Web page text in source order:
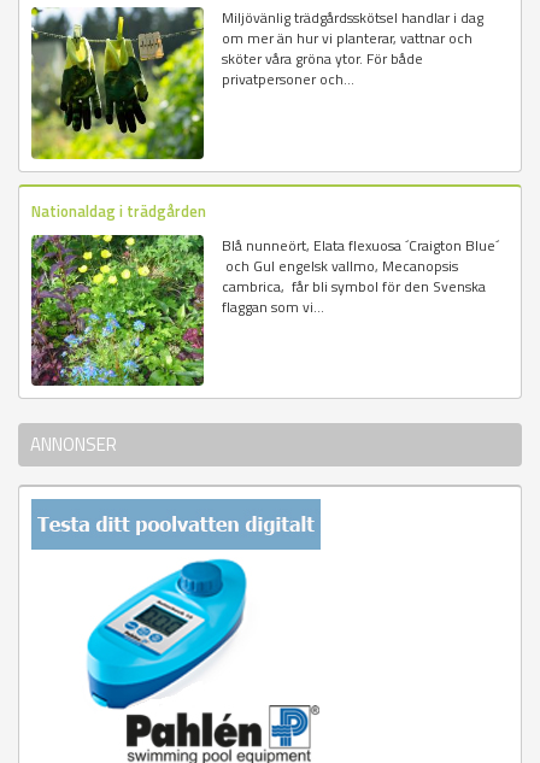
Miljövänlig trädgårdsskötsel handlar i dag
om mer än hur vi planterar, vattnar och
sköter våra gröna ytor. För både
privatpersoner och...
Nationaldag i trädgården
Blå nunneört, Elata flexuosa ´Craigton Blue´
och Gul engelsk vallmo, Mecanopsis
cambrica, får bli symbol för den Svenska
flaggan som vi...
ANNONSER